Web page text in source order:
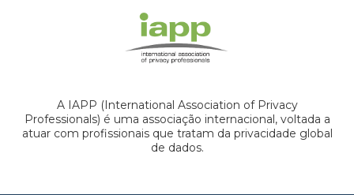
A IAPP (International Association of Privacy
Professionals) é uma associação internacional, voltada a
atuar com profissionais que tratam da privacidade global
de dados.